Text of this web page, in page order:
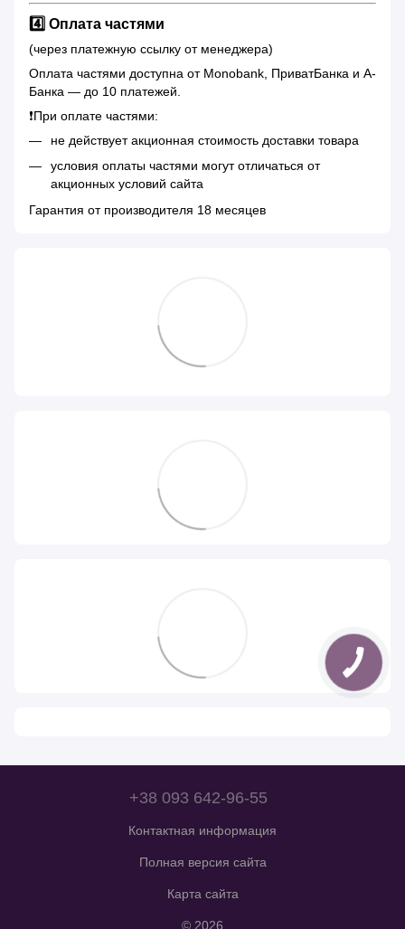
4️⃣ Оплата частями
(через платежную ссылку от менеджера)
Оплата частями доступна от Monobank, ПриватБанка и А-
Банка — до 10 платежей.
❗️При оплате частями:
не действует акционная стоимость доставки товара
условия оплаты частями могут отличаться от
акционных условий сайта
Гарантия от производителя 18 месяцев
+38 093 642-96-55
Контактная информация
Полная версия сайта
Карта сайта
© 2026